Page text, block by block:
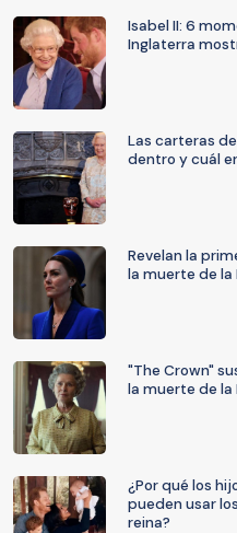
Isabel II: 6
Inglaterra
Las carteras de
dentro y cuál
Revelan la
la muerte de la
"The Crown"
la muerte de la
¿Por qué los
pueden usar
reina?